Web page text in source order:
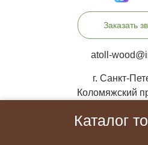
Заказать
atoll-
г. Санкт-
Коломяжский
Каталог